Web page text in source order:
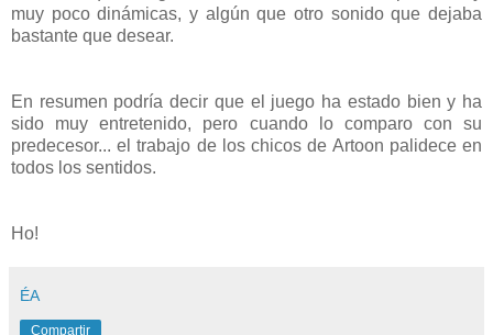
muy poco dinámicas, y algún que otro sonido que dejaba
bastante que desear.
En resumen podría decir que el juego ha estado bien y ha
sido muy entretenido, pero cuando lo comparo con su
predecesor... el trabajo de los chicos de Artoon palidece en
todos los sentidos.
Ho!
ÉA
Compartir